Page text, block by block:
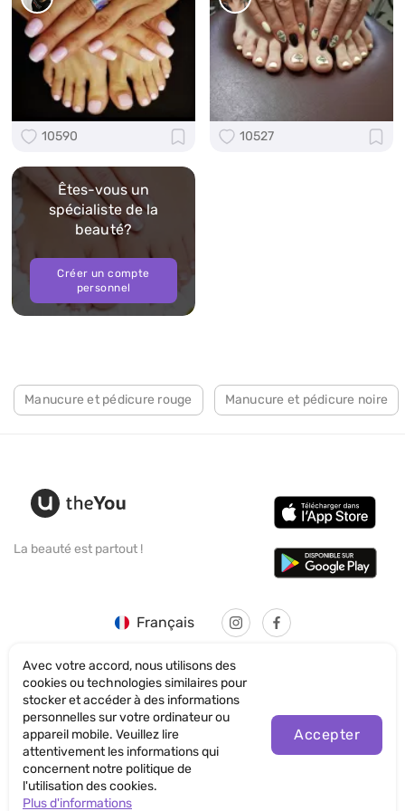
10590 10527
Êtes-vous un
spécialiste de la
beauté?
Créer un compte
personnel
Manucure et pédicure rouge Manucure et pédicure noire
La beauté est partout !
Français
© SANTICUM INTERNATIONAL LTD
Politique de confidentialité
Termes et conditions d'utilisation du site
Avec votre accord, nous utilisons des
cookies ou technologies similaires pour
stocker et accéder à des informations
personnelles sur votre ordinateur ou
appareil mobile. Veuillez lire
attentivement les informations qui
concernent notre politique de
l'utilisation des cookies.
Plus d'informations
Accepter